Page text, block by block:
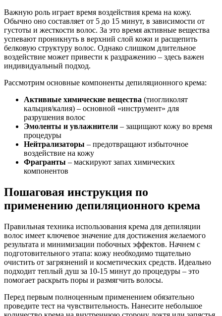
Важную роль играет время воздействия крема на кожу.
Обычно оно составляет от 5 до 15 минут, в зависимости от
густоты и жесткости волос. За это время активные вещества
успевают проникнуть в верхний слой кожи и расщепить
белковую структуру волос. Однако слишком длительное
воздействие может привести к раздражению – здесь важен
индивидуальный подход.
Рассмотрим основные компоненты депиляционного крема:
Активные химические вещества (тиогликолят
кальция/калия) – основной «инструмент» для
разрушения волос
Эмоленты и увлажнители – защищают кожу во время
процедуры
Нейтрализаторы – предотвращают избыточное
воздействие на кожу
Фрагранты – маскируют запах химических
компонентов
Пошаговая инструкция по
применению депиляционного крема
Правильная техника использования крема для депиляции
волос имеет ключевое значение для достижения желаемого
результата и минимизации побочных эффектов. Начнем с
подготовительного этапа: кожу необходимо тщательно
очистить от загрязнений и косметических средств. Идеально
подходит теплый душ за 10-15 минут до процедуры – это
помогает раскрыть поры и размягчить волосы.
Перед первым полноценным применением обязательно
проведите тест на чувствительность. Нанесите небольшое